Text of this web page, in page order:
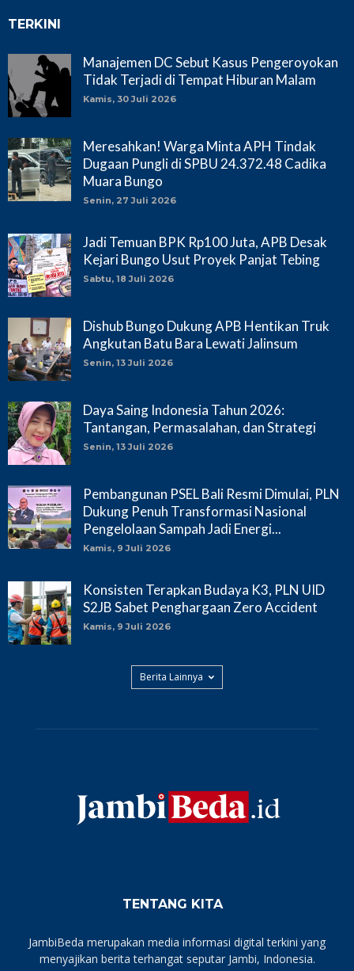
TERKINI
Manajemen DC Sebut Kasus Pengeroyokan
Tidak Terjadi di Tempat Hiburan Malam
Kamis, 30 Juli 2026
Meresahkan! Warga Minta APH Tindak
Dugaan Pungli di SPBU 24.372.48 Cadika
Muara Bungo
Senin, 27 Juli 2026
Jadi Temuan BPK Rp100 Juta, APB Desak
Kejari Bungo Usut Proyek Panjat Tebing
Sabtu, 18 Juli 2026
Dishub Bungo Dukung APB Hentikan Truk
Angkutan Batu Bara Lewati Jalinsum
Senin, 13 Juli 2026
Daya Saing Indonesia Tahun 2026:
Tantangan, Permasalahan, dan Strategi
Senin, 13 Juli 2026
Pembangunan PSEL Bali Resmi Dimulai, PLN
Dukung Penuh Transformasi Nasional
Pengelolaan Sampah Jadi Energi...
Kamis, 9 Juli 2026
Konsisten Terapkan Budaya K3, PLN UID
S2JB Sabet Penghargaan Zero Accident
Kamis, 9 Juli 2026
Berita Lainnya
TENTANG KITA
JambiBeda merupakan media informasi digital terkini yang
menyajikan berita terhangat seputar Jambi, Indonesia.